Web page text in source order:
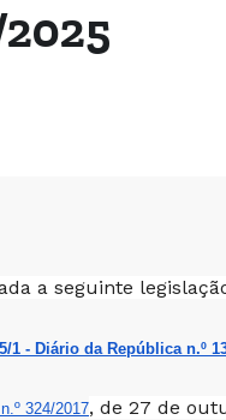
a seguinte
1 - Diário da República n.º
324/2017, de 27 de